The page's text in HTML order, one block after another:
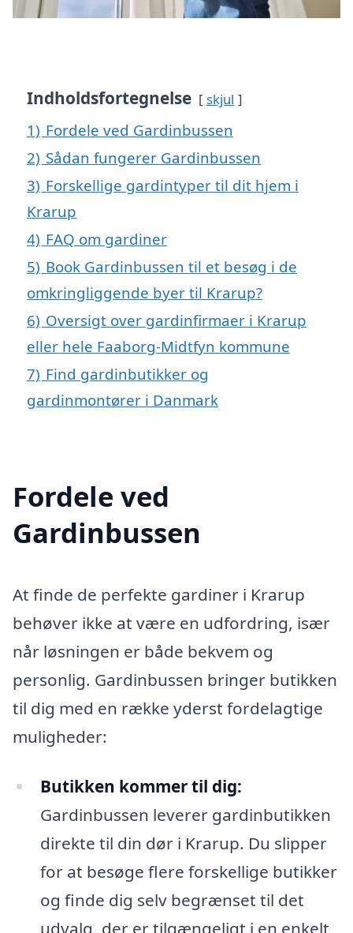
Indholdsfortegnelse skjul
1) Fordele ved Gardinbussen
2) Sådan fungerer Gardinbussen
3) Forskellige gardintyper til dit hjem i
Krarup
4) FAQ om gardiner
5) Book Gardinbussen til et besøg i de
omkringliggende byer til Krarup?
6) Oversigt over gardinfirmaer i Krarup
eller hele Faaborg-Midtfyn kommune
7) Find gardinbutikker og
gardinmontører i Danmark
Fordele ved
Gardinbussen
At finde de perfekte gardiner i Krarup
behøver ikke at være en udfordring, især
når løsningen er både bekvem og
personlig. Gardinbussen bringer butikken
til dig med en række yderst fordelagtige
muligheder:
Butikken kommer til dig:
Gardinbussen leverer gardinbutikken
direkte til din dør i Krarup. Du slipper
for at besøge flere forskellige butikker
og finde dig selv begrænset til det
udvalg, der er tilgængeligt i en enkelt